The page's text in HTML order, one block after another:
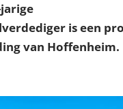
is een
van Hoffenheim.